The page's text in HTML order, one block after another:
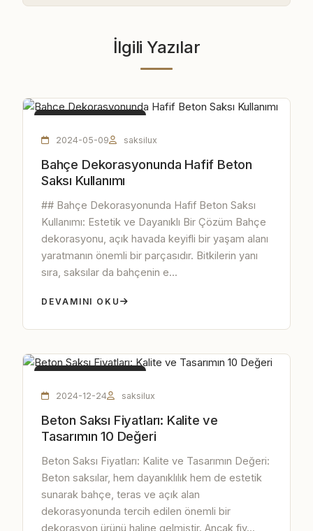
İlgili Yazılar
2024-05-09 saksilux
Bahçe Dekorasyonunda Hafif Beton
Saksı Kullanımı
## Bahçe Dekorasyonunda Hafif Beton Saksı
Kullanımı: Estetik ve Dayanıklı Bir Çözüm Bahçe
dekorasyonu, açık havada keyifli bir yaşam alanı
yaratmanın önemli bir parçasıdır. Bitkilerin yanı
sıra, saksılar da bahçenin e...
DEVAMINI OKU
2024-12-24 saksilux
Beton Saksı Fiyatları: Kalite ve
Tasarımın 10 Değeri
Beton Saksı Fiyatları: Kalite ve Tasarımın Değeri:
Beton saksılar, hem dayanıklılık hem de estetik
sunarak bahçe, teras ve açık alan
dekorasyonunda tercih edilen önemli bir
dekorasyon ürünü haline gelmiştir. Ancak fiy...